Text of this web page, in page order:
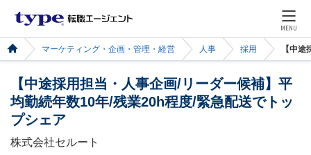
MENU
マーケティング・企画・管理・経営 人事 採用 【中
【中途採用担当・人事企画/リーダー候補】平
均勤続年数10年/残業20h程度/緊急配送でトッ
プシェア
株式会社セルート